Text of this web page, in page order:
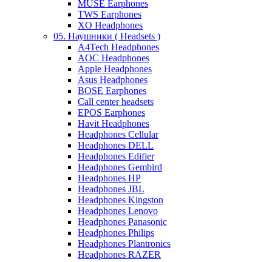
MUSE Earphones
TWS Earphones
XO Headphones
05. Наушники ( Headsets )
A4Tech Headphones
AOC Headphones
Apple Headphones
Asus Headphones
BOSE Earphones
Call center headsets
EPOS Earphones
Havit Headphones
Headphones Cellular
Headphones DELL
Headphones Edifier
Headphones Gembird
Headphones HP
Headphones JBL
Headphones Kingston
Headphones Lenovo
Headphones Panasonic
Headphones Philips
Headphones Plantronics
Headphones RAZER